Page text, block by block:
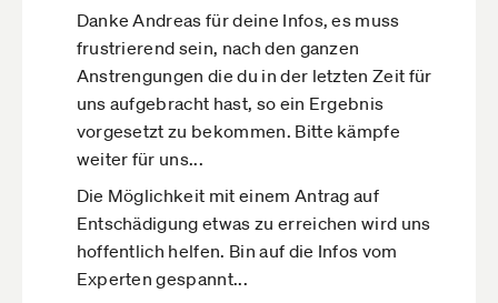
die Wahlentscheidung mit anderen
Konsequenzen haben wird, ist ein sehr guter
Ansatz, zu dem wir aufrufen werden.
Danke Andreas für deine Infos, es muss
frustrierend sein, nach den ganzen
Anstrengungen die du in der letzten Zeit für
uns aufgebracht hast, so ein Ergebnis
vorgesetzt zu bekommen. Bitte kämpfe
weiter für uns...
Die Möglichkeit mit einem Antrag auf
Entschädigung etwas zu erreichen wird uns
hoffentlich helfen. Bin auf die Infos vom
Experten gespannt...